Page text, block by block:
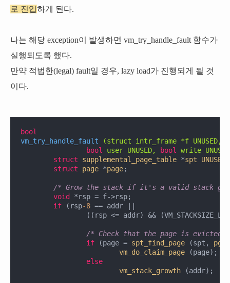
로 진입하게 된다.
나는 해당 exception이 발생하면 vm_try_handle_fault 함수가
실행되도록 했다.
만약 적법한(legal) fault일 경우, lazy load가 진행되게 될 것
이다.
bool
vm_try_handle_fault
(struct intr_frame *f UNUSED,
bool
user UNUSED, bool
write
struct
supplemental_page_table *spt UNUSED
struct
page *page;
/* Grow the stack if it's a valid stack
void
*rsp = f->rsp;
if (rsp-8 == addr ||
/* Check that the page is evicted
if (page = spt_find_page (spt,
vm_do_claim_page (page);
else
vm_stack_growth (addr);